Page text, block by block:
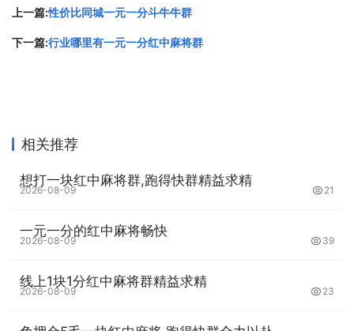
上一篇:性价比同城一元一分斗牛牛群
下一篇:行业哪里有一元一分红中麻将群
相关推荐
想打一块红中麻将群,跑得快群精益求精
2026-08-09 21
一元一分的红中麻将畅快
2026-08-09 39
线上1块1分红中麻将群精益求精
2026-08-09 23